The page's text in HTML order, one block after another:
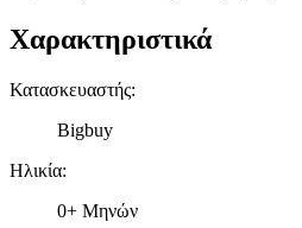
Χαρακτηριστικά
Κατασκευαστής:
Bigbuy
Ηλικία:
0+ Μηνών